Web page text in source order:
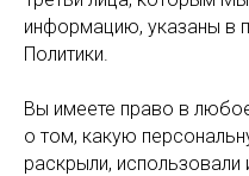
информацию, указаны в
Политики.
Вы имеете право в
о том, какую
раскрыли, использовали